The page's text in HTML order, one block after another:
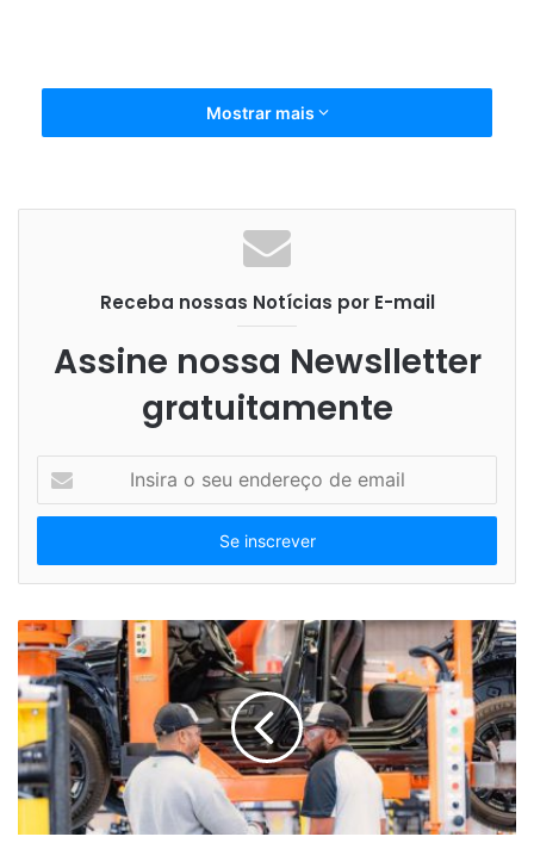
Eficiência
Fábrica futuro Mercado
Precisão
sustentável
Mostrar mais
Receba nossas Notícias por E-mail
Assine nossa Newslletter
gratuitamente
s
r
o
s
e
u
e
n
d
e